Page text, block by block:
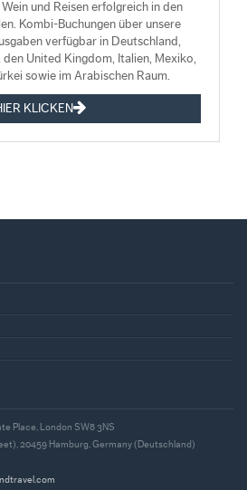
und Reisen erfolgreich in den
Kombi-Buchungen über unsere
verfügbar in Deutschland,
United Kingdom, Italien, Mexiko,
sowie im Arabischen Raum.
KLICKEN
Place, London SW8 3NS
20459 Hamburg, Germany (Deutschland)